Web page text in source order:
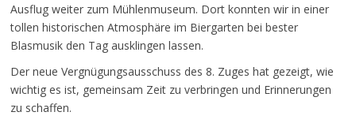
Ausflug weiter zum Mühlenmuseum. Dort konnten wir in einer
tollen historischen Atmosphäre im Biergarten bei bester
Blasmusik den Tag ausklingen lassen.
Der neue Vergnügungsausschuss des 8. Zuges hat gezeigt, wie
wichtig es ist, gemeinsam Zeit zu verbringen und Erinnerungen
zu schaffen.